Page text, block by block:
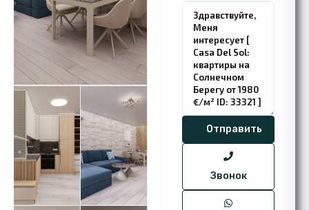
Звонок